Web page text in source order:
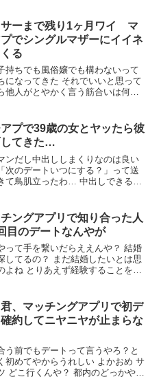
サーまで残り1ヶ月ワイ マ
でシングルマザーにイイネ
る
持ちでも風俗嬢でも構わないって
になってきた それでいいと思って
他人がとやかく言う筋合いは何一
始めたんや 結局彼女できなくて焦
ワイ片親やからシングルマザーの
かあんまりない
プで39歳の女とヤッたら彼
てきた…
ンだし中出ししまくりなのは良い
次のデートいつにする？」って送
て鳥肌立ったわ… 中出しできるな
無いわ そもそもマチアプの相手だ
合悪くなったらブロックすりゃ完
切れる
ングアプリで知り合った人
目のデートなんやが
って手を繋いだらええんや？ 結婚
してるの？ まだ結婚したいとは思
よね とりあえず経験することを目
ヤバない？ 楽しいなら全然ヤバく
これはモテ期ってやつか？
、マッチングアプリで初デ
約してニヤニヤが止まらな
う前でもデートって言うやろ？と
初めてやからうれしい よかおめ サ
どこ行くんや？ 都内のどっかやろ